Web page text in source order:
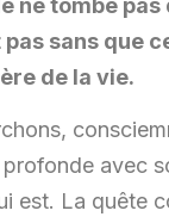
sans que
de la vie.
profonde avec
est. La quête